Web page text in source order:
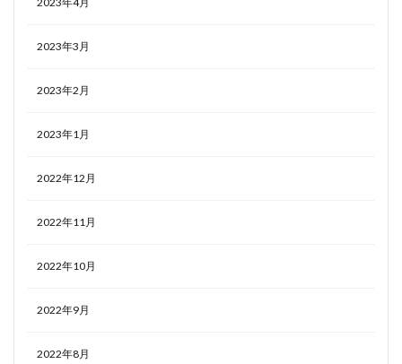
2023年3月
2023年2月
2023年1月
2022年12月
2022年11月
2022年10月
2022年9月
2022年8月